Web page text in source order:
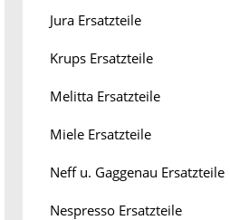
Jura Ersatzteile
Krups Ersatzteile
Melitta Ersatzteile
Miele Ersatzteile
Neff u. Gaggenau Ersatzteile
Nespresso Ersatzteile